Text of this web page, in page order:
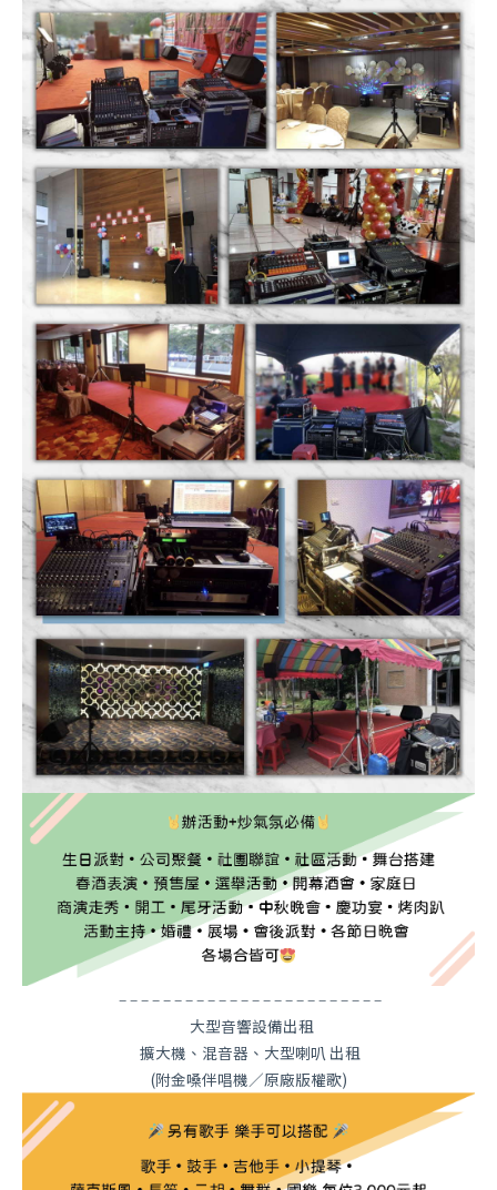
– – – – – – – – – – – – – – – – – – – – – – – –
大型音響設備出租
擴大機、混音器、大型喇叭 出租
(附金嗓伴唱機／原廠版權歌)